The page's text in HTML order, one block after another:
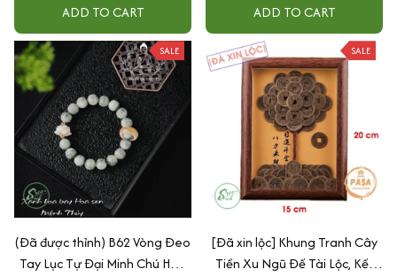
ADD TO CART ADD TO CART
SALE
(Đã được thỉnh) B62 Vòng Đeo
Tay Lục Tự Đại Minh Chú Hoa
SALE
[Đã xin lộc] Khung Tranh Cây
Tiền Xu Ngũ Đế Tài Lộc, Kết